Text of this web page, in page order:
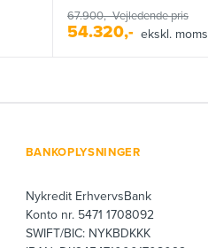
67.900,-Vejledende pris
54.320,- ekskl. moms
BANKOPLYSNINGER
Nykredit ErhvervsBank
Konto nr. 5471 1708092
SWIFT/BIC: NYKBDKKK